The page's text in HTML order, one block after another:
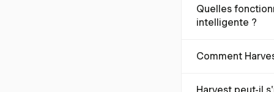
Quelles
intelligente ?
la catégorisation
Comment